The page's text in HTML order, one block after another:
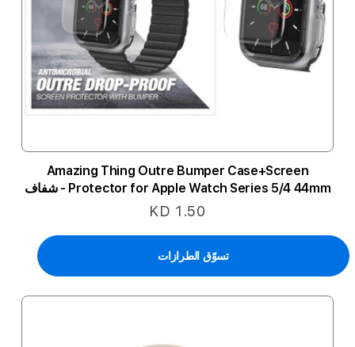
Amazing Thing Outre Bumper Case+Screen
Protector for Apple Watch Series 5/4 44mm - شفاف
KD 1.50
تسوّق الطرازات